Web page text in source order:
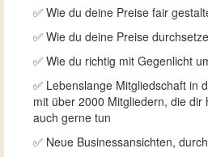
✅ Wie du deine Preise fair
✅ Wie du deine Preise
✅ Wie du richtig mit Gegenlicht
✅ Lebenslange Mitgliedschaft in
mit über 2000 Mitgliedern, die
auch gerne tun
✅ Neue Businessansichten,